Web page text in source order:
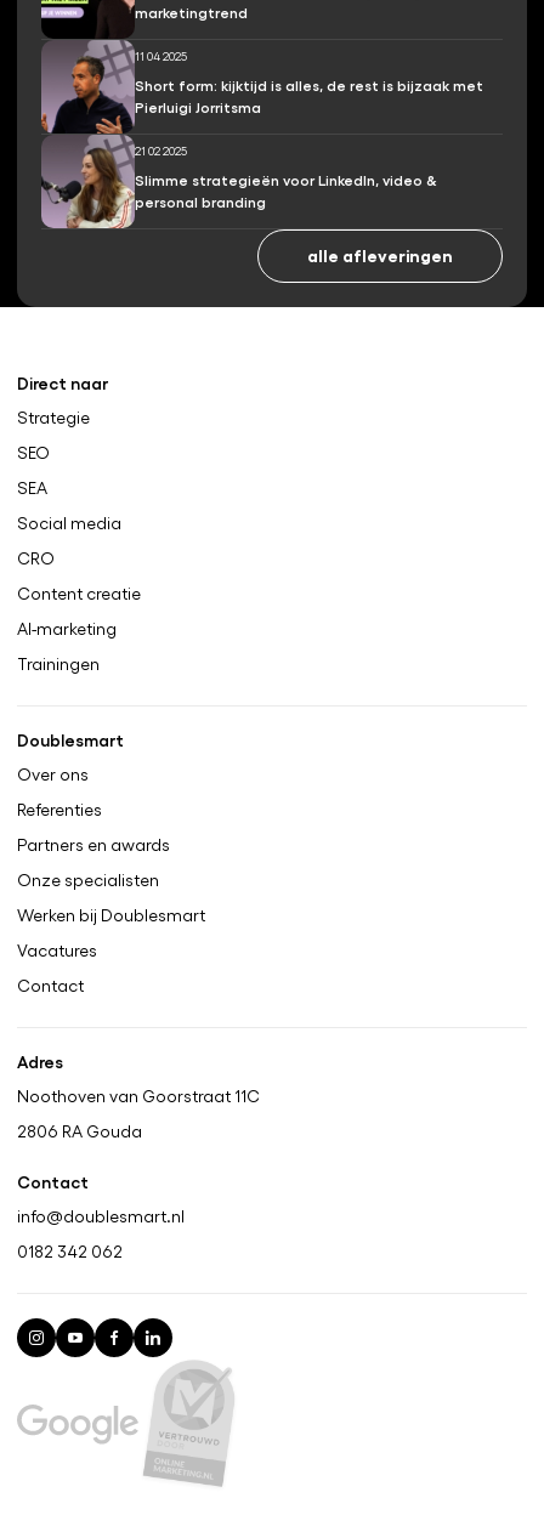
marketingtrend
11 04 2025
Short form: kijktijd is alles, de rest is bijzaak met
Pierluigi Jorritsma
21 02 2025
Slimme strategieën voor LinkedIn, video &
personal branding
alle afleveringen
Direct naar
Strategie
SEO
SEA
Social media
CRO
Content creatie
AI-marketing
Trainingen
Doublesmart
Over ons
Referenties
Partners en awards
Onze specialisten
Werken bij Doublesmart
Vacatures
Contact
Adres
Noothoven van Goorstraat 11C
2806 RA Gouda
Contact
info@doublesmart.nl
0182 342 062